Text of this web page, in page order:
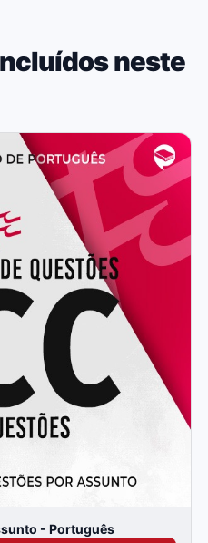
neste
- Português